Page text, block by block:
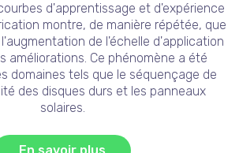
d'apprentissage et d'expérience
montre, de manière répétée, que
de l'échelle d'application
améliorations. Ce phénomène a été
domaines tels que le séquençage de
des disques durs et les panneaux
solaires.